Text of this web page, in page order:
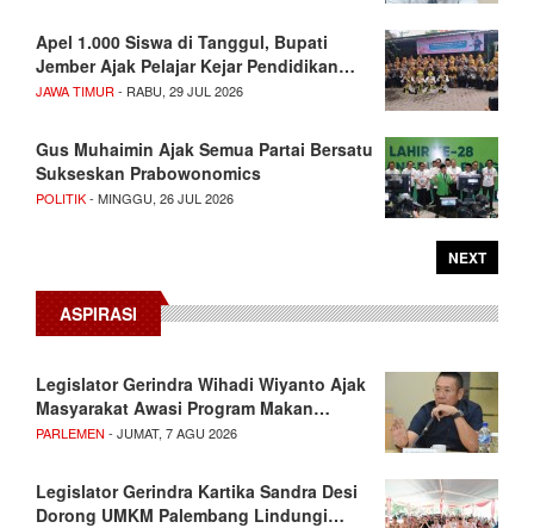
Apel 1.000 Siswa di Tanggul, Bupati
Jember Ajak Pelajar Kejar Pendidikan…
JAWA TIMUR - RABU, 29 JUL 2026
Gus Muhaimin Ajak Semua Partai Bersatu
Sukseskan Prabowonomics
POLITIK- MINGGU, 26 JUL 2026
NEXT
ASPIRASI
Legislator Gerindra Wihadi Wiyanto Ajak
Masyarakat Awasi Program Makan…
PARLEMEN - JUMAT, 7 AGU 2026
Legislator Gerindra Kartika Sandra Desi
Dorong UMKM Palembang Lindungi…